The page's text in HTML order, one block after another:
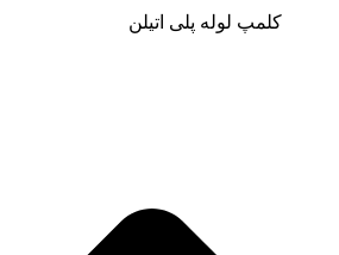
کلمپ لوله پلی اتیلن